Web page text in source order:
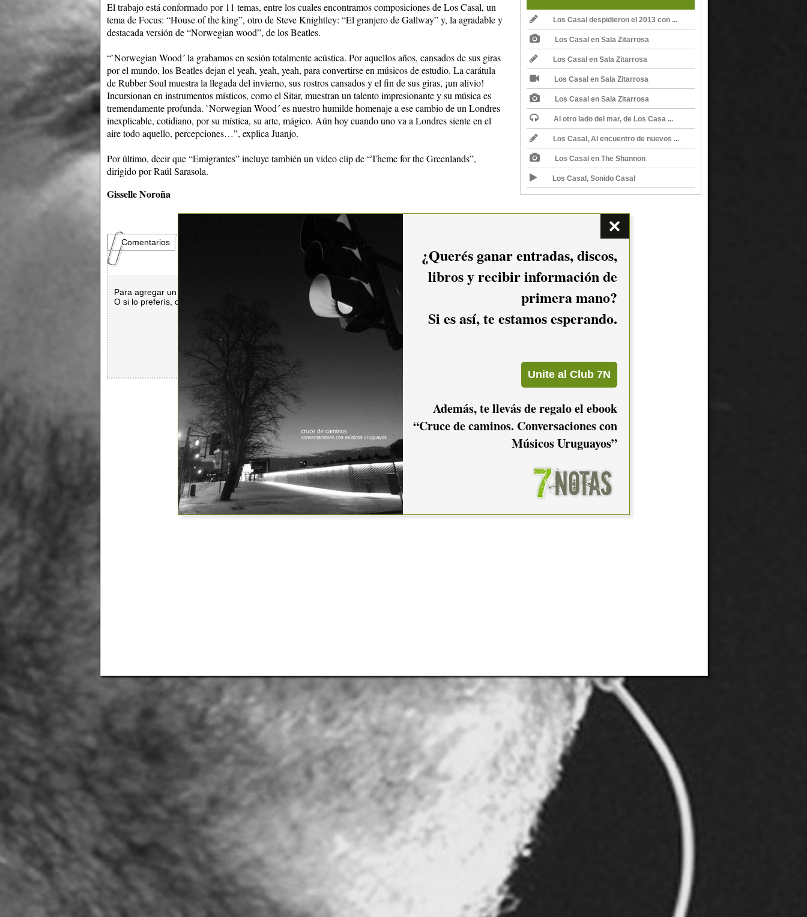
El trabajo está conformado por 11 temas, entre los cuales encontramos composiciones de Los Casal, un
tema de Focus: “House of the king”, otro de Steve Knightley: “El granjero de Gallway” y, la agradable y
destacada versión de “Norwegian wood”, de los Beatles.
“`Norwegian Wood´ la grabamos en sesión totalmente acústica. Por aquellos años, cansados de sus giras
por el mundo, los Beatles dejan el yeah, yeah, yeah, para convertirse en músicos de estudio. La carátula
de Rubber Soul muestra la llegada del invierno, sus rostros cansados y el fin de sus giras, ¡un alivio!
Incursionan en instrumentos místicos, como el Sitar, muestran un talento impresionante y su música es
tremendamente profunda. `Norwegian Wood´ es nuestro humilde homenaje a ese cambio de un Londres
inexplicable, cotidiano, por su mística, su arte, mágico. Aún hoy cuando uno va a Londres siente en el
aire todo aquello, percepciones…”, explica Juanjo.
Por último, decir que “Emigrantes” incluye también un video clip de “Theme for the Greenlands”,
dirigido por Raúl Sarasola.
Gisselle Noroña
Comentarios
Para agregar un comentario es necesario hacer
login.
O si lo preferís, con
Los Casal despidieron el 2013 con ...
Los Casal en Sala Zitarrosa
Los Casal en Sala Zitarrosa
Los Casal en Sala Zitarrosa
Los Casal en Sala Zitarrosa
Al otro lado del mar, de Los Casa ...
Los Casal, Al encuentro de nuevos ...
Los Casal en The Shannon
Los Casal, Sonido Casal
¿Querés ganar entradas, discos,
libros y recibir información de
primera mano?
Si es así, te estamos esperando.
Además, te llevás de regalo el ebook
“Cruce de caminos. Conversaciones con
Músicos Uruguayos”